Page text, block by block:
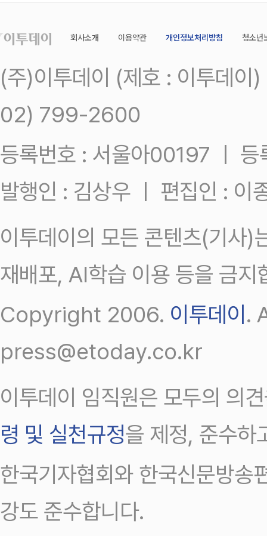
회사소개 이용약관 개인정보처리방침 청소년
(주)이투데이 (제호 : 이투데
02) 799-2600
등록번호 : 서울아00197 ㅣ
발행인 : 김상우 ㅣ 편집인 : 이
이투데이의 모든 콘텐츠(기사)
재배포, AI학습 이용 등을 금지
Copyright 2006. 이투데이.
press@etoday.co.kr
이투데이 임직원은 모두의 의
령 및 실천규정을 제정, 준수하
한국기자협회와 한국신문방송
강도 준수합니다.